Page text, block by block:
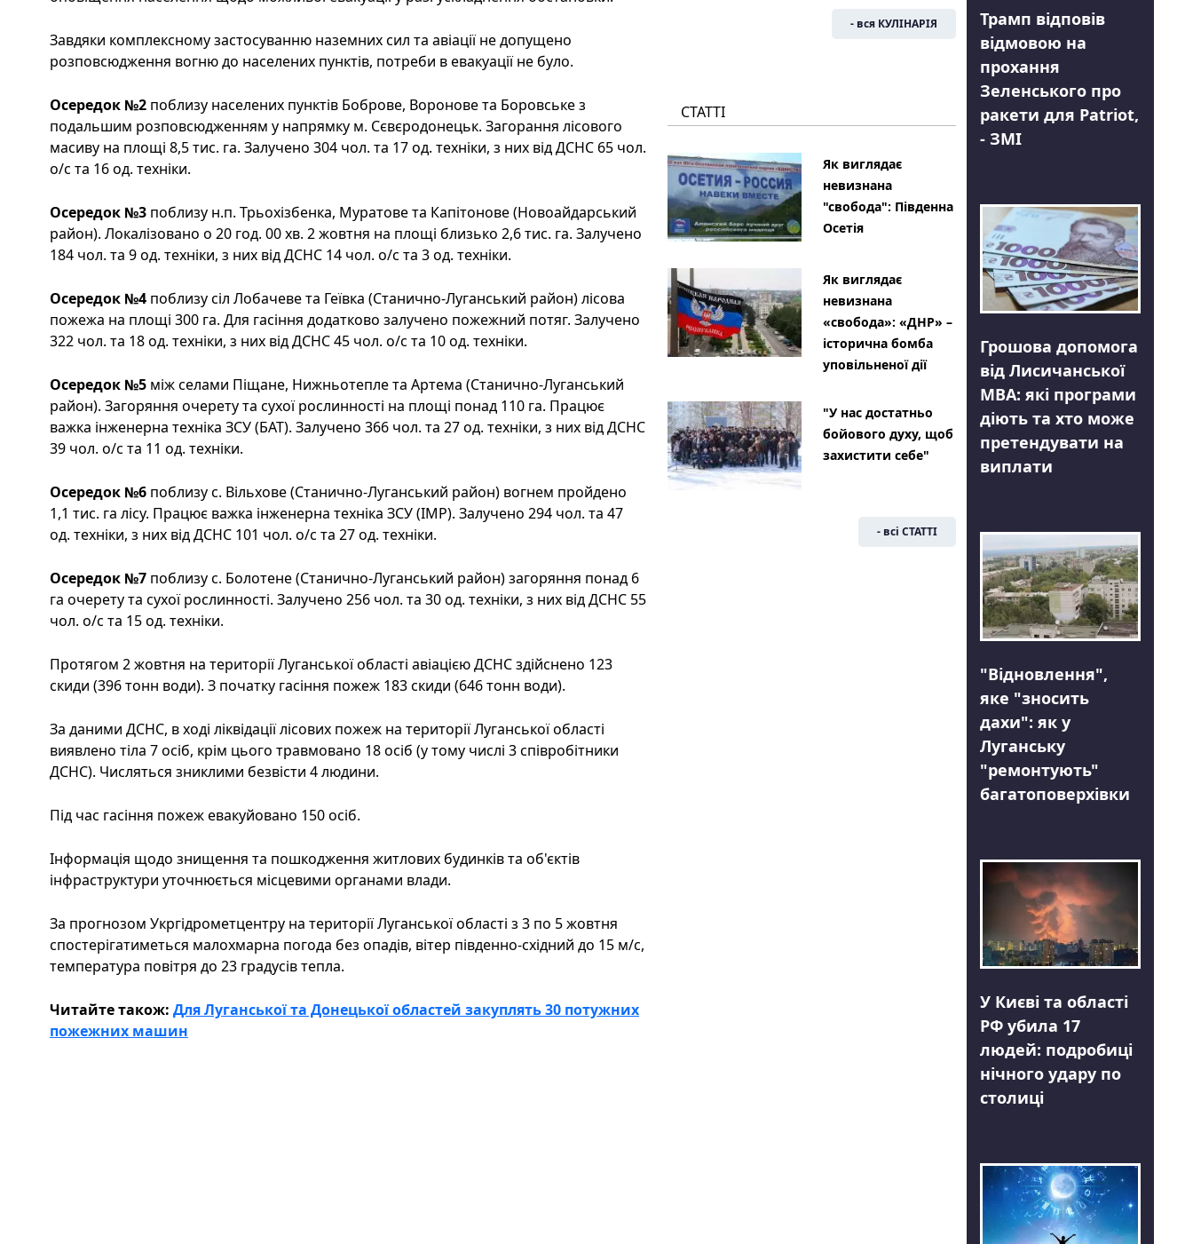
Завдяки комплексному застосуванню наземних сил та авіації не допущено
розповсюдження вогню до населених пунктів, потреби в евакуації не було.
Осередок №2 поблизу населених пунктів Боброве, Воронове та Боровське з
подальшим розповсюдженням у напрямку м. Сєвєродонецьк. Загорання лісового
масиву на площі 8,5 тис. га. Залучено 304 чол. та 17 од. техніки, з них від ДСНС 65 чол.
о/с та 16 од. техніки.
Осередок №3 поблизу н.п. Трьохізбенка, Муратове та Капітонове (Новоайдарський
район). Локалізовано о 20 год. 00 хв. 2 жовтня на площі близько 2,6 тис. га. Залучено
184 чол. та 9 од. техніки, з них від ДСНС 14 чол. о/с та 3 од. техніки.
Осередок №4 поблизу сіл Лобачеве та Геївка (Станично-Луганський район) лісова
пожежа на площі 300 га. Для гасіння додатково залучено пожежний потяг. Залучено
322 чол. та 18 од. техніки, з них від ДСНС 45 чол. о/с та 10 од. техніки.
Осередок №5 між селами Піщане, Нижньотепле та Артема (Станично-Луганський
район). Загоряння очерету та сухої рослинності на площі понад 110 га. Працює
важка інженерна техніка ЗСУ (БАТ). Залучено 366 чол. та 27 од. техніки, з них від ДСНС
39 чол. о/с та 11 од. техніки.
Осередок №6 поблизу с. Вільхове (Станично-Луганський район) вогнем пройдено
1,1 тис. га лісу. Працює важка інженерна техніка ЗСУ (ІМР). Залучено 294 чол. та 47
од. техніки, з них від ДСНС 101 чол. о/с та 27 од. техніки.
Осередок №7 поблизу с. Болотене (Станично-Луганський район) загоряння понад 6
га очерету та сухої рослинності. Залучено 256 чол. та 30 од. техніки, з них від ДСНС 55
чол. о/с та 15 од. техніки.
Протягом 2 жовтня на території Луганської області авіацією ДСНС здійснено 123
скиди (396 тонн води). З початку гасіння пожеж 183 скиди (646 тонн води).
За даними ДСНС, в ході ліквідації лісових пожеж на території Луганської області
виявлено тіла 7 осіб, крім цього травмовано 18 осіб (у тому числі 3 співробітники
ДСНС). Числяться зниклими безвісти 4 людини.
Під час гасіння пожеж евакуйовано 150 осіб.
Інформація щодо знищення та пошкодження житлових будинків та об'єктів
інфраструктури уточнюється місцевими органами влади.
За прогнозом Укргідрометцентру на території Луганської області з 3 по 5 жовтня
спостерігатиметься малохмарна погода без опадів, вітер південно-східний до 15 м/с,
температура повітря до 23 градусів тепла.
Читайте також: Для Луганської та Донецької областей закуплять 30 потужних
пожежних машин
- вся КУЛІНАРІЯ
СТАТТІ
Як виглядає
невизнана
"свобода": Південна
Осетія
Як виглядає
невизнана
«свобода»: «ДНР» –
історична бомба
уповільненої дії
"У нас достатньо
бойового духу, щоб
захистити себе"
- всі СТАТТІ
Трамп відповів
відмовою на
прохання
Зеленського про
ракети для Patriot,
- ЗМІ
Грошова допомога
від Лисичанської
МВА: які програми
діють та хто може
претендувати на
виплати
"Відновлення",
яке "зносить
дахи": як у
Луганську
"ремонтують"
багатоповерхівки
У Києві та області
РФ убила 17
людей: подробиці
нічного удару по
столиці